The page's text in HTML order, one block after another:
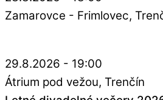
Zamarovce - Frimlovec
29.8.2026 - 19:00
Átrium pod vežou Trenčín